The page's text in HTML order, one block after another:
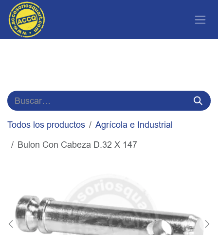
Ir al contenido
Todos los productos
Agrícola e Industrial
Bulon Con Cabeza D.32 X 147